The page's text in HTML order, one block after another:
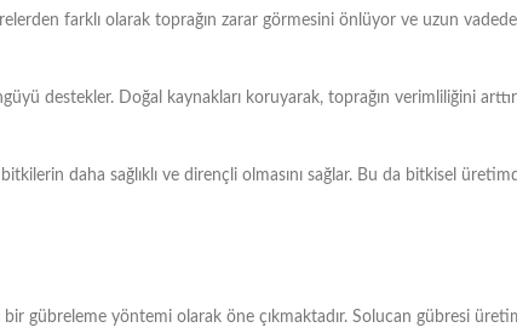
farklı olarak toprağın zarar görmesini önlüyor ve uzun vadede
destekler. Doğal kaynakları koruyarak, toprağın verimliliğini
daha sağlıklı ve dirençli olmasını sağlar. Bu da bitkisel
gübreleme yöntemi olarak öne çıkmaktadır. Solucan gübresi